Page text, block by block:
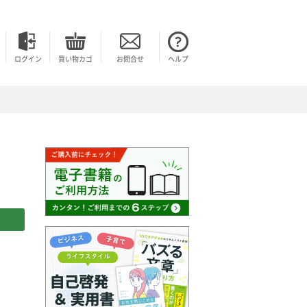
ログイン 買い物カゴ お問合せ ヘルプ